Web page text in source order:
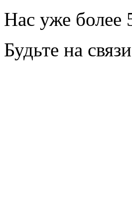
Нас уже более
Будьте на